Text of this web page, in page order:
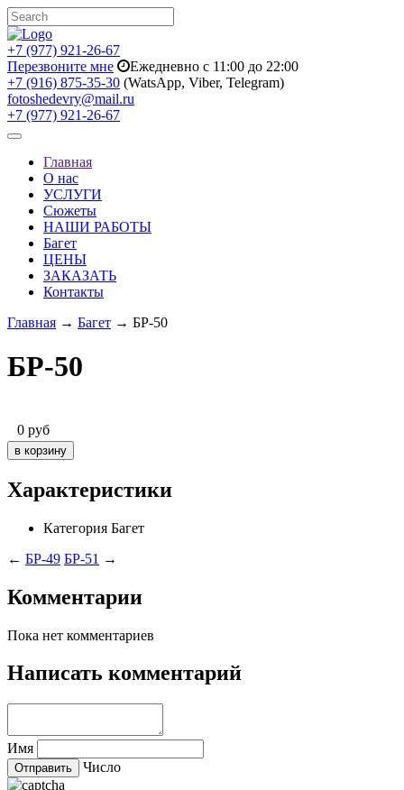
+7 (977) 921-26-67
Перезвоните мне
Ежедневно с 11:00 до 22:00
+7 (916) 875-35-30 (WatsApp, Viber, Telegram)
fotoshedevry@mail.ru
+7 (977) 921-26-67
Toggle
navigationГлавная
О нас
УСЛУГИ
Сюжеты
НАШИ РАБОТЫ
Багет
ЦЕНЫ
ЗАКАЗАТЬ
Контакты
Главная → Багет → БР-50
БР-50
0 руб
Характеристики
Категория Багет
← БР-49 БР-51 →
Комментарии
Пока нет комментариев
Написать комментарий
Имя
Число